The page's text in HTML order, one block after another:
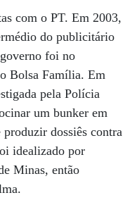
com o PT. Em 2003,
do publicitário
foi no
Bolsa Família. Em
pela Polícia
um bunker em
dossiês contra
idealizado por
Minas, então